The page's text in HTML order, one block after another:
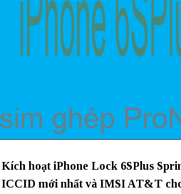
Kích hoạt iPhone Lock 6SPlus
ICCID mới nhất và IMSI AT&T